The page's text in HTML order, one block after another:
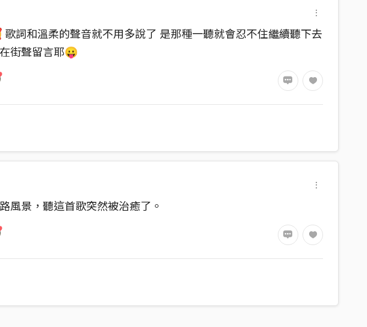
詞和溫柔的聲音就不用多說了 是那種一聽就會忍不住繼續聽下去
街聲留言耶😛
風景，聽這首歌突然被治癒了。